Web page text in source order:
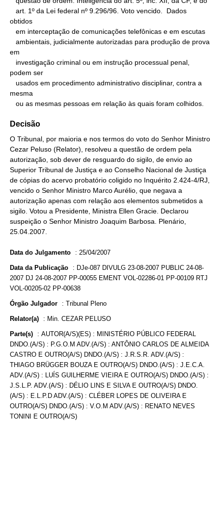
obtidos
em
podem ser
mesma
   ou as mesmas pessoas em relação às quais foram colhidos.
Decisão
O Tribunal, por maioria e nos termos do voto do Senhor Ministro
Cezar Peluso (Relator), resolveu a questão de ordem pela
autorização, sob dever de resguardo do sigilo, de envio ao
Superior Tribunal de Justiça e ao Conselho Nacional de Justiça
de cópias do acervo probatório coligido no Inquérito 2.424-4/RJ,
vencido o Senhor Ministro Marco Aurélio, que negava a
autorização apenas com relação aos elementos submetidos a
sigilo. Votou a Presidente, Ministra Ellen Gracie. Declarou
suspeição o Senhor Ministro Joaquim Barbosa. Plenário,
25.04.2007.
Data do Julgamento : 25/04/2007
Data da Publicação : DJe-087 DIVULG 23-08-2007 PUBLIC 24-08-
2007 DJ 24-08-2007 PP-00055 EMENT VOL-02286-01 PP-00109 RTJ
VOL-00205-02 PP-00638
Órgão Julgador : Tribunal Pleno
Relator(a) : Min. CEZAR PELUSO
Parte(s) : AUTOR(A/S)(ES) : MINISTÉRIO PÚBLICO FEDERAL
DNDO.(A/S) : P.G.O.M ADV.(A/S) : ANTÔNIO CARLOS DE ALMEIDA
CASTRO E OUTRO(A/S) DNDO.(A/S) : J.R.S.R. ADV.(A/S) :
THIAGO BRÜGGER BOUZA E OUTRO(A/S) DNDO.(A/S) : J.E.C.A.
ADV.(A/S) : LUÍS GUILHERME VIEIRA E OUTRO(A/S) DNDO.(A/S) :
J.S.L.P. ADV.(A/S) : DÉLIO LINS E SILVA E OUTRO(A/S) DNDO.
(A/S) : E.L.P.D ADV.(A/S) : CLÉBER LOPES DE OLIVEIRA E
OUTRO(A/S) DNDO.(A/S) : V.O.M ADV.(A/S) : RENATO NEVES
TONINI E OUTRO(A/S)